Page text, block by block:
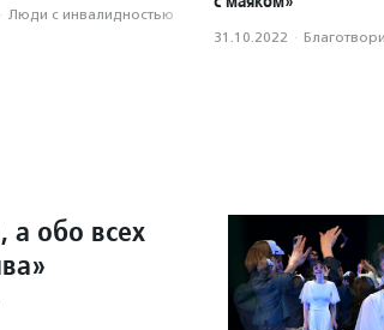
· Люди с инвалидностью
31.10.2022 ·
а обо всех